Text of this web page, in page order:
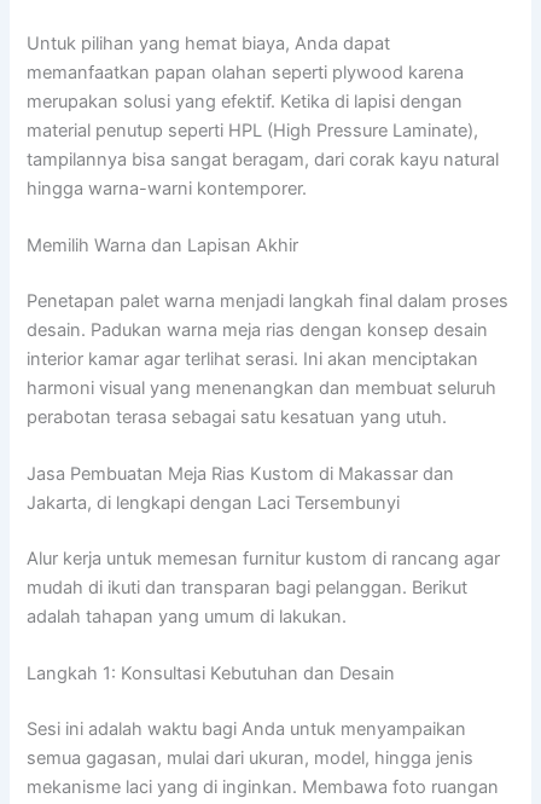
Untuk pilihan yang hemat biaya, Anda dapat
memanfaatkan papan olahan seperti plywood karena
merupakan solusi yang efektif. Ketika di lapisi dengan
material penutup seperti HPL (High Pressure Laminate),
tampilannya bisa sangat beragam, dari corak kayu natural
hingga warna-warni kontemporer.
Memilih Warna dan Lapisan Akhir
Penetapan palet warna menjadi langkah final dalam proses
desain. Padukan warna meja rias dengan konsep desain
interior kamar agar terlihat serasi. Ini akan menciptakan
harmoni visual yang menenangkan dan membuat seluruh
perabotan terasa sebagai satu kesatuan yang utuh.
Jasa Pembuatan Meja Rias Kustom di Makassar dan
Jakarta, di lengkapi dengan Laci Tersembunyi
Alur kerja untuk memesan furnitur kustom di rancang agar
mudah di ikuti dan transparan bagi pelanggan. Berikut
adalah tahapan yang umum di lakukan.
Langkah 1: Konsultasi Kebutuhan dan Desain
Sesi ini adalah waktu bagi Anda untuk menyampaikan
semua gagasan, mulai dari ukuran, model, hingga jenis
mekanisme laci yang di inginkan. Membawa foto ruangan